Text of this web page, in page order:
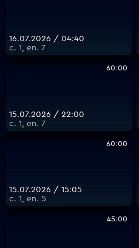
16.07.2026 / 04:40
с. 1, еп. 7
60:00
15.07.2026 / 22:00
с. 1, еп. 7
60:00
15.07.2026 / 15:05
с. 1, еп. 5
45:00